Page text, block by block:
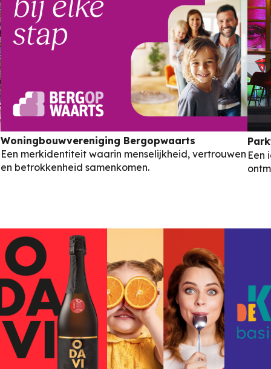
Woningbouwvereniging Bergopwaarts
Een merkidentiteit waarin menselijkheid, vertrouwen
en betrokkenheid samenkomen.
Een